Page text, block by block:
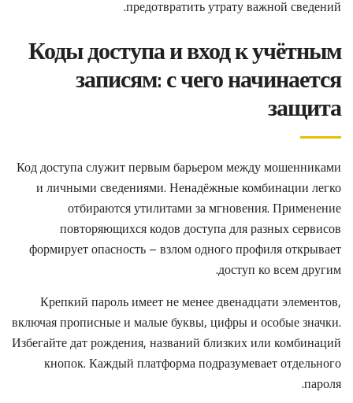
предотвратить утрату важной сведений.
Коды доступа и вход к учётным
записям: с чего начинается
защита
Код доступа служит первым барьером между мошенниками
и личными сведениями. Ненадёжные комбинации легко
отбираются утилитами за мгновения. Применение
повторяющихся кодов доступа для разных сервисов
формирует опасность – взлом одного профиля открывает
доступ ко всем другим.
Крепкий пароль имеет не менее двенадцати элементов,
включая прописные и малые буквы, цифры и особые значки.
Избегайте дат рождения, названий близких или комбинаций
кнопок. Каждый платформа подразумевает отдельного
пароля.